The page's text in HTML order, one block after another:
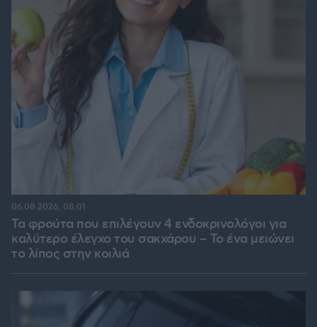
Τα φρούτα που επιλέγουν 4 ενδοκρινολόγοι για
καλύτερο έλεγχο του σακχάρου – Το ένα μειώνει
το λίπος στην κοιλιά
06.08.2026, 08:01